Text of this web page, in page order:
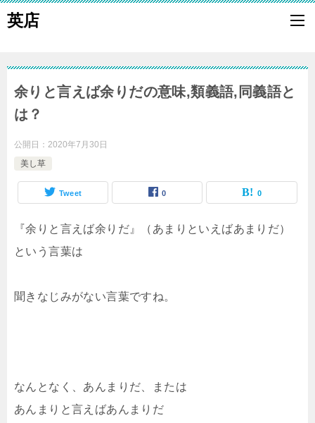
英店
余りと言えば余りだの意味,類義語,同義語と
は？
公開日： 2020年7月30日
美し草
Tweet 0 0
『余りと言えば余りだ』（あまりといえばあまりだ）
という言葉は
聞きなじみがない言葉ですね。
なんとなく、あんまりだ、または
あんまりと言えばあんまりだ